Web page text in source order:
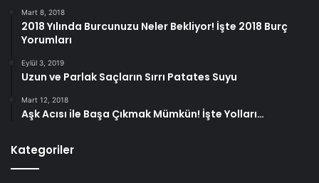
Mart 8, 2018
2018 Yılında Burcunuzu Neler Bekliyor! İşte 2018 Burç
Yorumları
Eylül 3, 2019
Uzun ve Parlak Saçların Sırrı Patates Suyu
Mart 12, 2018
Aşk Acısı ile Başa Çıkmak Mümkün! İşte Yolları…
Kategoriler